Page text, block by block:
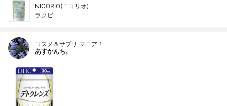
NICORIO(ニコリオ)
ラクビ
コスメ＆サプリ マニア！
あすかんち。